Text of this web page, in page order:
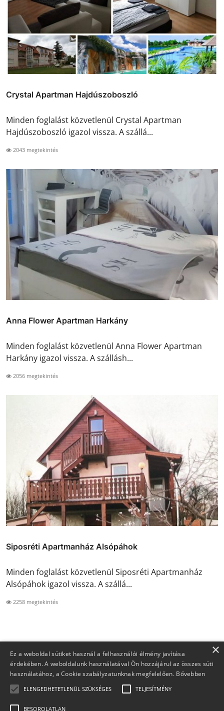
Crystal Apartman Hajdúszoboszló
Minden foglalást közvetlenül Crystal Apartman
Hajdúszoboszló igazol vissza. A szállá...
2043 megtekintés
Anna Flower Apartman Harkány
Minden foglalást közvetlenül Anna Flower Apartman
Harkány igazol vissza. A szállásh...
2056 megtekintés
Siposréti Apartmanház Alsópáhok
Minden foglalást közvetlenül Siposréti Apartmanház
Alsópáhok igazol vissza. A szállá...
2258 megtekintés
×
Ez a weboldal sütiket használ a felhasználói élmény javítása
érdekében. A weboldalunk használatával Ön hozzájárul az összes süti
használatához, a Cookie szabályzatunknak megfelelően. Bővebben
ELENGEDHETETLENÜL SZÜKSÉGES TELJESÍTMÉNY
BESOROLATLAN